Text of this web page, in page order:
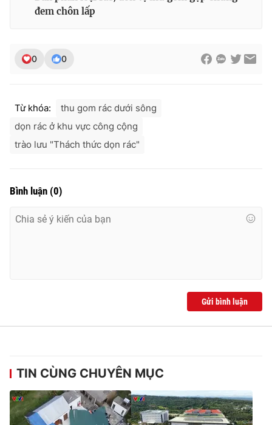
Nguyễn Trọng Ninh
Email:toasoan@vtv.vn
đem chôn lấp
0 0
Từ khóa:
thu gom rác dưới sông
dọn rác ở khu vực công cộng
trào lưu "Thách thức dọn rác"
Bình luận (0)
Gửi bình luận
TIN CÙNG CHUYÊN MỤC